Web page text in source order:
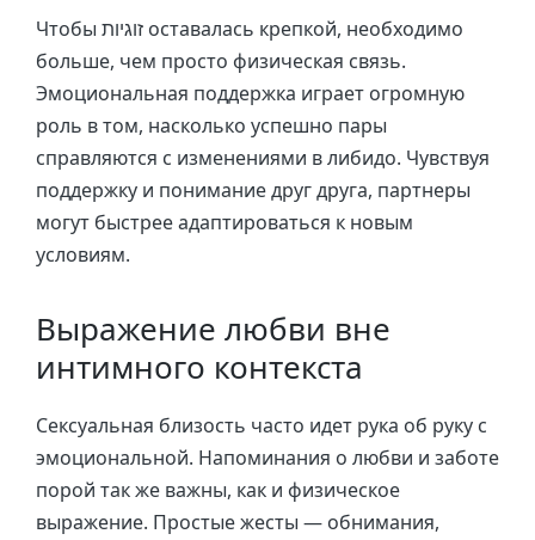
Чтобы זוגיות оставалась крепкой, необходимо
больше, чем просто физическая связь.
Эмоциональная поддержка играет огромную
роль в том, насколько успешно пары
справляются с изменениями в либидо. Чувствуя
поддержку и понимание друг друга, партнеры
могут быстрее адаптироваться к новым
условиям.
Выражение любви вне
интимного контекста
Сексуальная близость часто идет рука об руку с
эмоциональной. Напоминания о любви и заботе
порой так же важны, как и физическое
выражение. Простые жесты — обнимания,